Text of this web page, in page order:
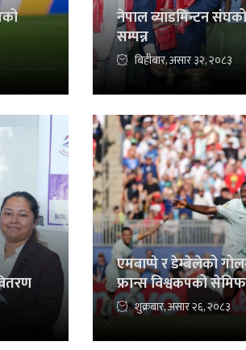
नेपाल ब्याडमिन्टन
सम्पन्न
बिहीबार, असार ३२, २०८३
एमबाप्पे र डेम्बेलेको
फ्रान्स विश्वकपको
शुक्रबार, असार २६, २०८३